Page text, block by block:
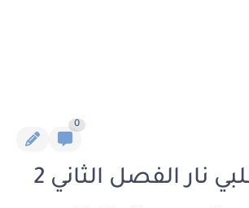
0
رواية في قلبي نار الفصل الثاني 2